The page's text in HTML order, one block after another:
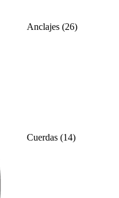
Anclajes (26)
Cuerdas (14)